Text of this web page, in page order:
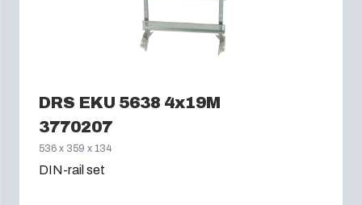
DRS EKU 5638 4x19M
3770207
536 x 359 x 134
DIN-rail set